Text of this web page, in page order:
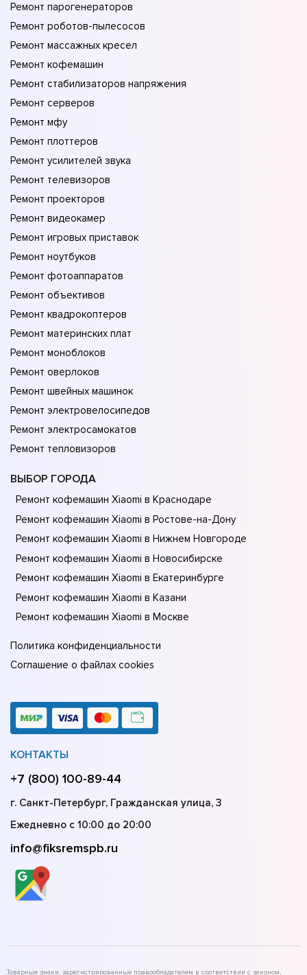
Ремонт парогенераторов
Ремонт роботов-пылесосов
Ремонт массажных кресел
Ремонт кофемашин
Ремонт стабилизаторов напряжения
Ремонт серверов
Ремонт мфу
Ремонт плоттеров
Ремонт усилителей звука
Ремонт телевизоров
Ремонт проекторов
Ремонт видеокамер
Ремонт игровых приставок
Ремонт ноутбуков
Ремонт фотоаппаратов
Ремонт объективов
Ремонт квадрокоптеров
Ремонт материнских плат
Ремонт моноблоков
Ремонт оверлоков
Ремонт швейных машинок
Ремонт электровелосипедов
Ремонт электросамокатов
Ремонт тепловизоров
ВЫБОР ГОРОДА
Ремонт кофемашин Xiaomi в Краснодаре
Ремонт кофемашин Xiaomi в Ростове-на-Донy
Ремонт кофемашин Xiaomi в Нижнем Новгороде
Ремонт кофемашин Xiaomi в Новосибирске
Ремонт кофемашин Xiaomi в Екатеринбурге
Ремонт кофемашин Xiaomi в Казани
Ремонт кофемашин Xiaomi в Москве
Политика конфиденциальности
Соглашение о файлах cookies
КОНТАКТЫ
+7 (800) 100-89-44
г. Санкт-Петербург, Гражданская улица, 3
Ежедневно с 10:00 до 20:00
info@fiksremspb.ru
Товарные знаки, зарегистрированные правообладателем в соответствии с законом,